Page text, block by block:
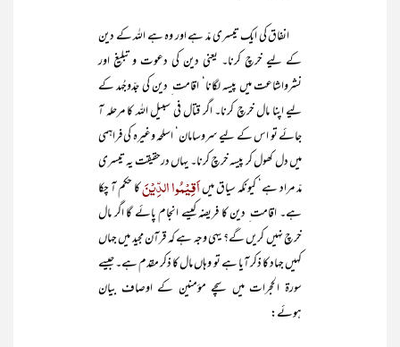
انفاق کی ایک تیسری مدّ ہے اور وہ ہے اللہ کے دین
کے لیے خرچ کرنا۔ یعنی دین کی دعوت و تبلیغ اور
نشرواشاعت میں پیسہ لگانا‘ اقامت ِ دین کی جدّوجُہد کے
لیے اپنا مال خرچ کرنا۔ اگر قتال فی سبیل اللہ کا مرحلہ آ
جائے تو اس کے لیے سروسامان‘ اسلحہ وغیرہ کی فراہمی
میں دل کھول کر پیسہ خرچ کرنا۔ یہاں درحقیقت یہ تیسری
مدّ مراد ہے‘ کیونکہ سیاق میںاَقِیْمُوا الدِّیْنَکا حکم آ چکا
ہے۔ اقامت ِ دین کا فریضہ کیسے انجام پائے گا اگر مال
خرچ نہیں کریں گے؟ یہی وجہ ہے کہ قرآن مجید میں جہاں
کہیں جہاد کا ذکر آیا ہے تو وہاں مال کا ذکر مقدم ہے۔ جیسے
سورۃ الحجرات میں سچے مؤمنین کے اوصاف بیان
ہوئے: